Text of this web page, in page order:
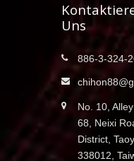
Uns
886-3-324-
No. 10,
68, Neixi
District,
338012,
18
AUG